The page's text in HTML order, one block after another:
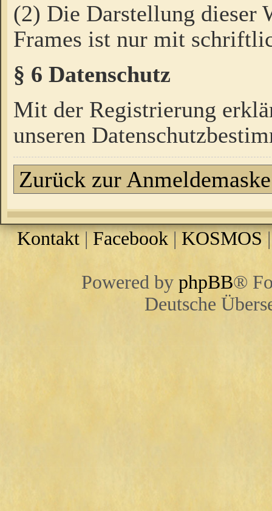
(2) Die Darstellung dieser
Frames ist nur mit
§ 6 Datenschutz
Mit der Registrierung
unseren
Zurück zur Anmeldemaske
Kontakt|Facebook|KOSMOS
Powered by phpBB®
Deutsche